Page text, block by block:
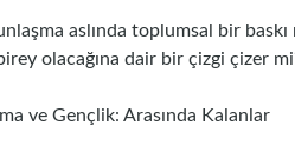
aslında toplumsal bir baskı
olacağına dair bir çizgi çizer
ve Gençlik: Arasında Kalanlar